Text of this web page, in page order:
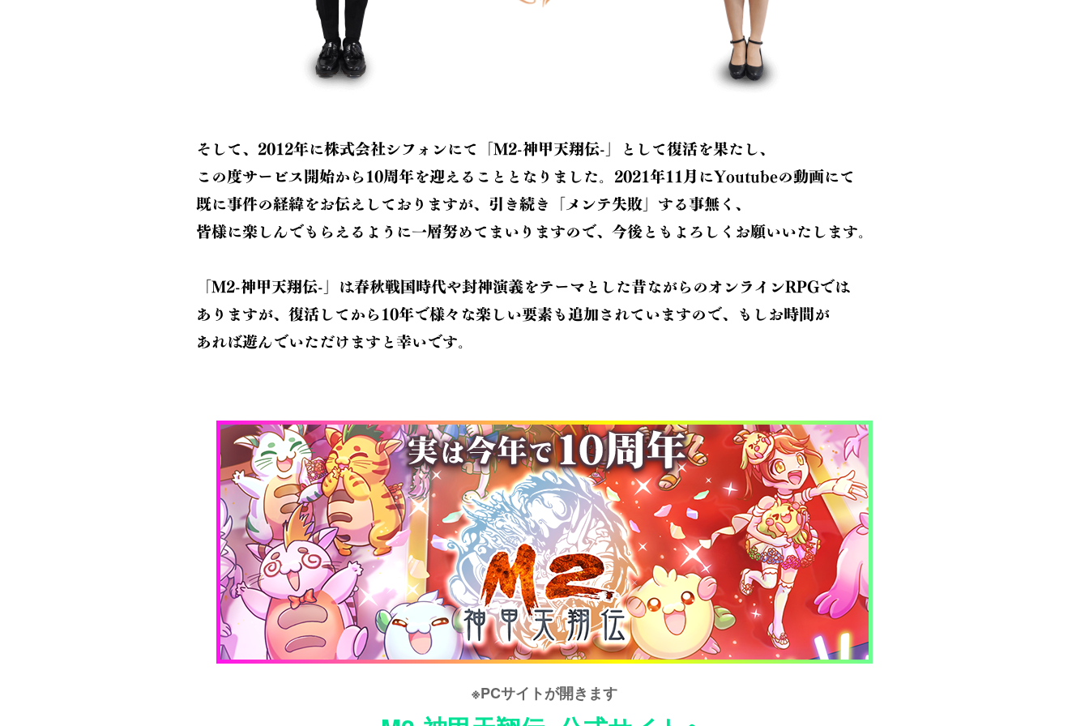
そして、2012年に株式会社シフォンにて「M2-神甲天翔伝-」として復活を果たし、
この度サービス開始から10周年を迎えることとなりました。2021年11月にYoutubeの動画にて
既に事件の経緯をお伝えしておりますが、引き続き「メンテ失敗」する事無く、
皆様に楽しんでもらえるように一層努めてまいりますので、今後ともよろしくお願いいたします。
「M2-神甲天翔伝-」は春秋戦国時代や封神演義をテーマとした昔ながらのオンラインRPGでは
ありますが、復活してから10年で様々な楽しい要素も追加されていますので、もしお時間が
あれば遊んでいただけますと幸いです。
※PCサイトが開きます